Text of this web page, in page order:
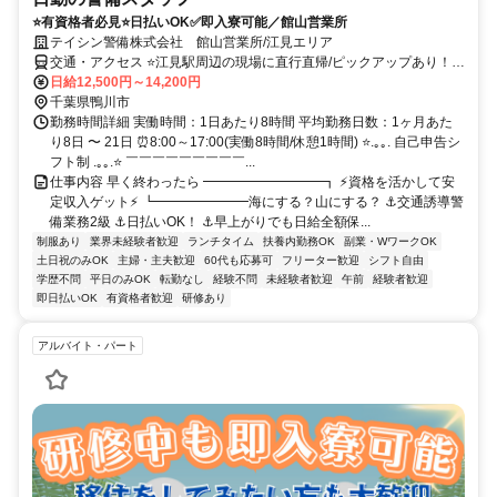
⭐有資格者必見⭐日払いOK✅即入寮可能／館山営業所
テイシン警備株式会社 館山営業所/江見エリア
交通・アクセス ⭐江見駅周辺の現場に直行直帰/ピックアップあり！移
動の心配は不要です♪
日給12,500円～14,200円
千葉県鴨川市
勤務時間詳細 実働時間：1日あたり8時間 平均勤務日数：1ヶ月あた
り8日 〜 21日 ⏰8:00～17:00(実働8時間/休憩1時間) ⭐.｡｡. 自己申告シ
フト制 .｡｡.⭐ ￣￣￣￣￣￣￣￣￣...
仕事内容 早く終わったら ━━━━━━━━━┓ ⚡資格を活かして安
定収入ゲット⚡ ┗━━━━━━━海にする？山にする？ ⚓交通誘導警
備業務2級 ⚓日払いOK！ ⚓早上がりでも日給全額保...
制服あり 業界未経験者歓迎 ランチタイム 扶養内勤務OK
副業・WワークOK
土日祝のみOK
主婦・主夫歓迎 60代も応募可 フリーター歓迎
シフト自由
学歴不問
平日のみOK 転勤なし 経験不問 未経験者歓迎 午前
経験者歓迎
即日払いOK
有資格者歓迎 研修あり
アルバイト・パート